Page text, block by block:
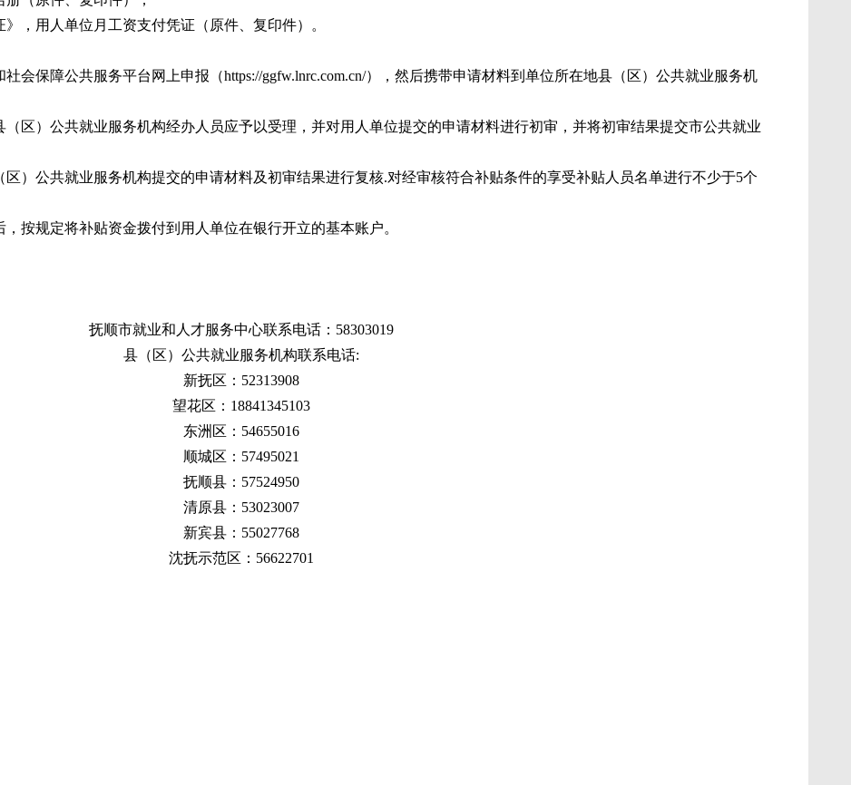
，用人单位月工资支付凭证（原件、复印件）。
会保障公共服务平台网上申报（https://ggfw.lnrc.com.cn/），然后携带申请材料到单位所在地县（区）公共就业服务机
区）公共就业服务机构经办人员应予以受理，并对用人单位提交的申请材料进行初审，并将初审结果提交市公共就业
）公共就业服务机构提交的申请材料及初审结果进行复核.对经审核符合补贴条件的享受补贴人员名单进行不少于5个
按规定将补贴资金拨付到用人单位在银行开立的基本账户。
抚顺市就业和人才服务中心联系电话：58303019
县（区）公共就业服务机构联系电话:
新抚区：52313908
望花区：18841345103
东洲区：54655016
顺城区：57495021
抚顺县：57524950
清原县：53023007
新宾县：55027768
沈抚示范区：56622701